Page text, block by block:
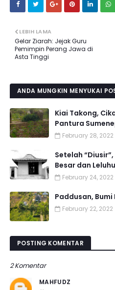
LEBIH LAMA
Gelar Ziarah: Jejak Guru
Pemimpin Perang Jawa di
Asta Tinggi
ANDA MUNGKIN MENYUKAI
Kiai Takong,
Pantura
February 28, 2022
Setelah
Besar dan
February 24, 2022
Paddusan,
February 22, 2022
POSTING KOMENTAR
2 Komentar
MAHFUDZ